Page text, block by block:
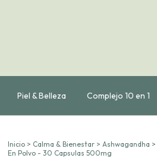
Piel & Belleza Complejo 10 en 1
Inicio > Calma & Bienestar > Ashwagandha >
En Polvo - 30 Capsulas 500mg